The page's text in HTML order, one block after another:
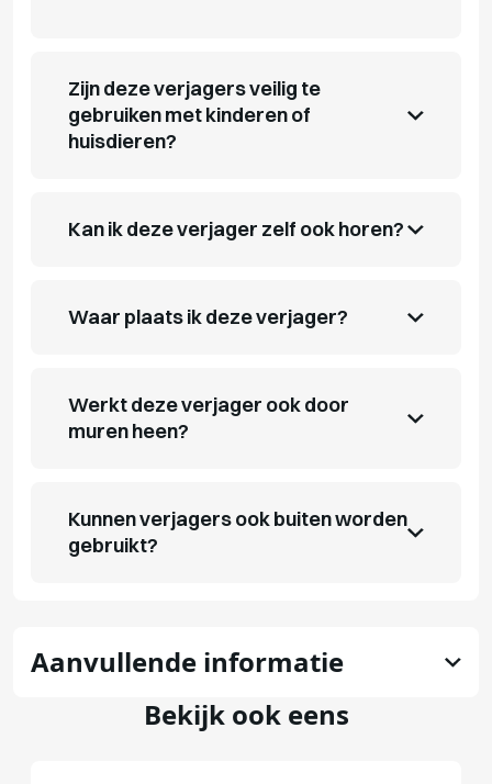
Zijn deze verjagers veilig te
gebruiken met kinderen of
huisdieren?
Kan ik deze verjager zelf ook horen?
Waar plaats ik deze verjager?
Werkt deze verjager ook door
muren heen?
Kunnen verjagers ook buiten worden
gebruikt?
Aanvullende informatie
Bekijk ook eens